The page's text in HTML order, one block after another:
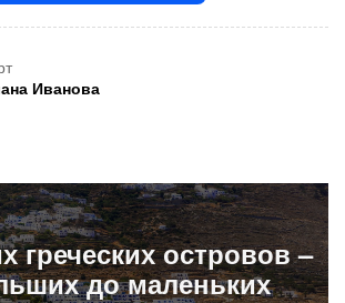
Иванова
греческих островов –
до маленьких